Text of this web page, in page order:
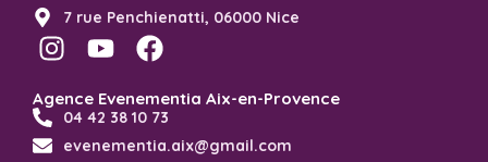
7 rue Penchienatti, 06000 Nice
Agence Evenementia Aix-en-Provence
04 42 38 10 73
evenementia.aix@gmail.com